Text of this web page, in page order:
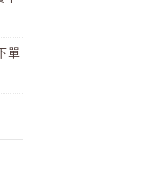
單